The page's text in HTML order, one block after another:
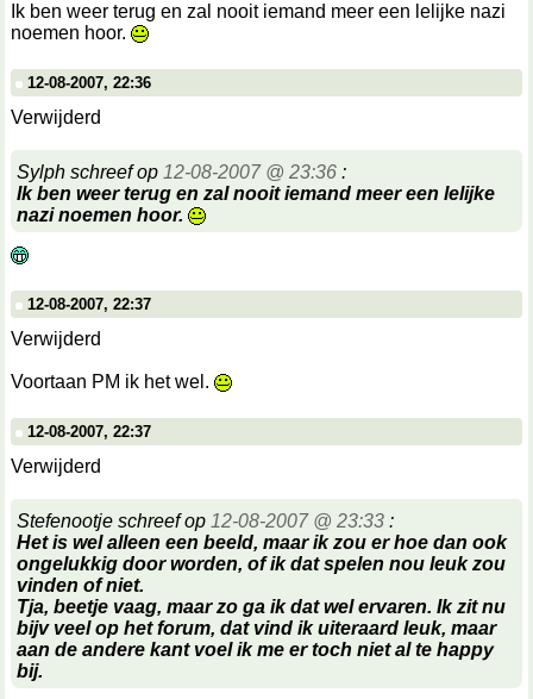
Ik ben weer terug en zal nooit iemand meer een lelijke nazi
noemen hoor.
12-08-2007, 22:36
Verwijderd
Sylph schreef op 12-08-2007 @ 23:36 :
Ik ben weer terug en zal nooit iemand meer een lelijke
nazi noemen hoor.
12-08-2007, 22:37
Verwijderd
Voortaan PM ik het wel.
12-08-2007, 22:37
Verwijderd
Stefenootje schreef op 12-08-2007 @ 23:33 :
Het is wel alleen een beeld, maar ik zou er hoe dan ook
ongelukkig door worden, of ik dat spelen nou leuk zou
vinden of niet.
Tja, beetje vaag, maar zo ga ik dat wel ervaren. Ik zit nu
bijv veel op het forum, dat vind ik uiteraard leuk, maar
aan de andere kant voel ik me er toch niet al te happy
bij.